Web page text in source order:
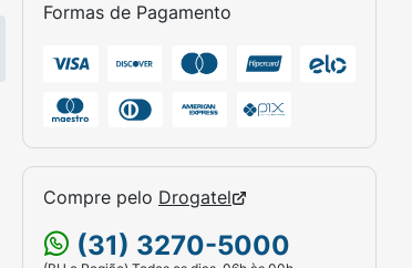
Formas de Pagamento
Compre pelo Drogatel
(31) 3270-5000